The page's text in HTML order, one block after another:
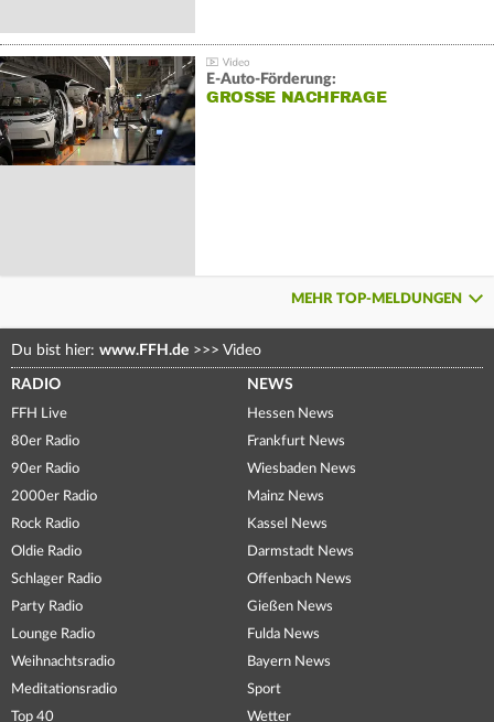
E-Auto-Förderung:
GROSSE NACHFRAGE
MEHR TOP-MELDUNGEN
Du bist hier: www.FFH.de >>> Video
RADIO
FFH Live
80er Radio
90er Radio
2000er Radio
Rock Radio
Oldie Radio
Schlager Radio
Party Radio
Lounge Radio
Weihnachtsradio
Meditationsradio
Top 40
NEWS
Hessen News
Frankfurt News
Wiesbaden News
Mainz News
Kassel News
Darmstadt News
Offenbach News
Gießen News
Fulda News
Bayern News
Sport
Wetter